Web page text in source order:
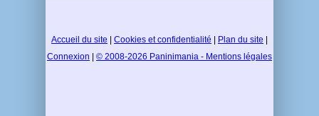
Accueil du site Cookies et confidentialité Plan du site
Connexion
© 2008-2026 Paninimania - Mentions légales